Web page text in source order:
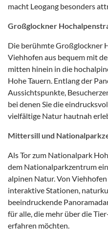
macht Leogang besonders
Großglockner
Die berühmte Großglockner
Viehhofen aus bequem mit
mitten hinein in die
Hohe Tauern. Entlang der
Aussichtspunkte,
bei denen Sie die
vielfältige Natur hautnah
Mittersill und
Als Tor zum Nationalpark
dem Nationalparkzentrum
alpinen Natur. Von
interaktive Stationen,
beeindruckende
für alle, die mehr über die
erfahren möchten.